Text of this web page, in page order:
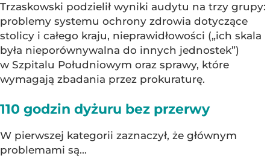
Trzaskowski podzielił wyniki audytu na trzy grupy:
problemy systemu ochrony zdrowia dotyczące
stolicy i całego kraju, nieprawidłowości („ich skala
była nieporównywalna do innych jednostek”)
w Szpitalu Południowym oraz sprawy, które
wymagają zbadania przez prokuraturę.
110 godzin dyżuru bez przerwy
W pierwszej kategorii zaznaczył, że głównym
problemami są...